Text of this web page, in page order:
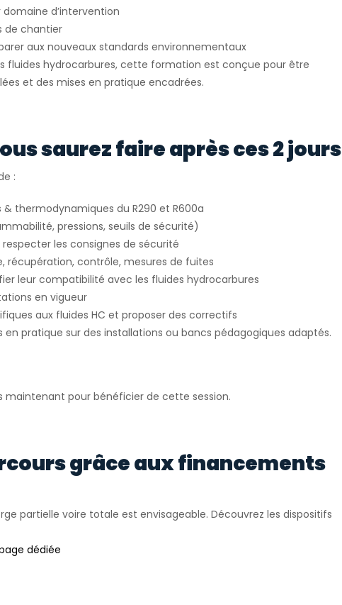
d’intervention
de chantier
aux nouveaux standards environnementaux
fluides hydrocarbures, cette formation est conçue pour être
et des mises en pratique encadrées.
saurez faire après ces 2 jours
:
thermodynamiques du R290 et R600a
pressions, seuils de sécurité)
les consignes de sécurité
récupération, contrôle, mesures de fuites
leur compatibilité avec les fluides hydrocarbures
en vigueur
aux fluides HC et proposer des correctifs
en pratique sur des installations ou bancs pédagogiques adaptés.
maintenant pour bénéficier de cette session.
grâce aux financements
partielle voire totale est envisageable. Découvrez les dispositifs
dédiée